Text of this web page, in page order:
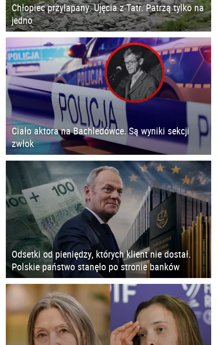
Chłopiec przyłapany. Ujęcia z Tatr. Patrzą tylko na
jedno
Ciało aktora na Bachledówce. Są wyniki sekcji
zwłok
Odsetki od pieniędzy, których klient nie dostał.
Polskie państwo stanęło po stronie banków